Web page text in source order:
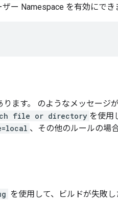
ー Namespace を有効にでき
ます。 のようなメッセージ
file or directory を使用
、その他のルールの場
を使用して、ビルドが失敗